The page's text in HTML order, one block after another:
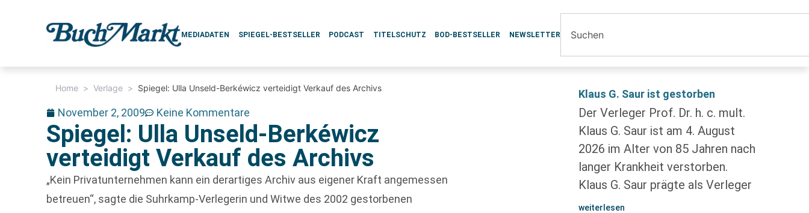
MEDIADATEN SPIEGEL-BESTSELLER PODCAST TITELSCHUTZ BOD-BESTSELLER NEWSLETTER
Home > Verlage > Spiegel: Ulla Unseld-Berkéwicz verteidigt Verkauf des Archivs
November 2, 2009 Keine Kommentare
Spiegel: Ulla Unseld-Berkéwicz
verteidigt Verkauf des Archivs
„Kein Privatunternehmen kann ein derartiges Archiv aus eigener Kraft angemessen
betreuen“, sagte die Suhrkamp-Verlegerin und Witwe des 2002 gestorbenen
Klaus G. Saur ist gestorben
Der Verleger Prof. Dr. h. c. mult.
Klaus G. Saur ist am 4. August
2026 im Alter von 85 Jahren nach
langer Krankheit verstorben.
Klaus G. Saur prägte als Verleger
weiterlesen